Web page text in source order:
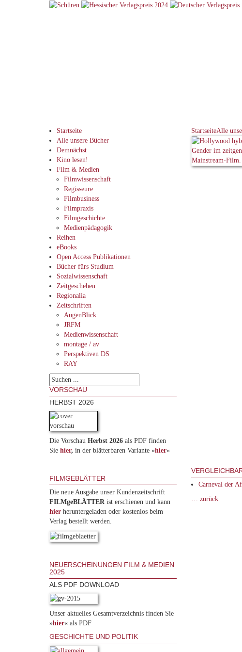
Startseite
Alle unsere Bücher
Demnächst
Kino lesen!
Film & Medien
Filmwissenschaft
Regisseure
Filmbusiness
Filmpraxis
Filmgeschichte
Medienpädagogik
Reihen
eBooks
Open Access Publikationen
Bücher fürs Studium
Sozialwissenschaft
Zeitgeschehen
Regionalia
Zeitschriften
AugenBlick
JRFM
Medienwissenschaft
montage / av
Perspektiven DS
RAY
VORSCHAU
HERBST 2026
Die Vorschau Herbst 2026 als PDF finden
Sie hier, in der blätterbaren Variante »hier«
FILMGEBLÄTTER
Die neue Ausgabe unser Kundenzeitschrift
FILMgeBLÄTTERist erschienen und kann
hier heruntergeladen oder kostenlos beim
Verlag bestellt werden.
NEUERSCHEINUNGEN FILM & MEDIEN
2025
ALS PDF DOWNLOAD
Unser aktuelles Gesamtverzeichnis finden Sie
»hier« als PDF
GESCHICHTE UND POLITIK
StartseiteAlle
Carneval der
… zurück